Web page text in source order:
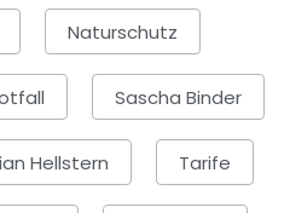
Naturschutz
Sascha Binder
Hellstern Tarife